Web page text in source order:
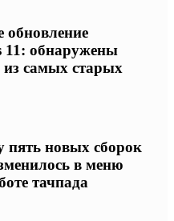
обновление
11: обнаружены
из самых старых
пять новых сборок
в меню
тачпада